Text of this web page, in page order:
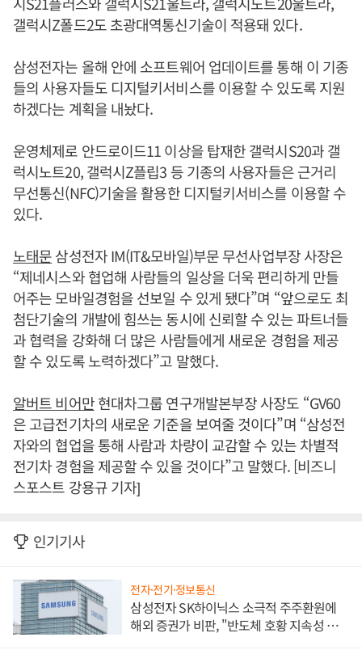
갤럭시Z폴드2도 초광대역통신기술이 적용돼 있다.
삼성전자는 올해 안에 소프트웨어 업데이트를 통해 이 기종
들의 사용자들도 디지털키서비스를 이용할 수 있도록 지원
하겠다는 계획을 내놨다.
운영체제로 안드로이드11 이상을 탑재한 갤럭시S20과 갤
럭시노트20, 갤럭시Z플립3 등 기종의 사용자들은 근거리
무선통신(NFC)기술을 활용한 디지털키서비스를 이용할 수
있다.
노태문삼성전자 IM(IT&모바일)부문 무선사업부장 사장은
“제네시스와 협업해 사람들의 일상을 더욱 편리하게 만들
어주는 모바일경험을 선보일 수 있게 됐다”며 “앞으로도 최
첨단기술의 개발에 힘쓰는 동시에 신뢰할 수 있는 파트너들
과 협력을 강화해 더 많은 사람들에게 새로운 경험을 제공
할 수 있도록 노력하겠다”고 말했다.
알버트 비어만현대차그룹 연구개발본부장 사장도 “GV60
은 고급전기차의 새로운 기준을 보여줄 것이다”며 “삼성전
자와의 협업을 통해 사람과 차량이 교감할 수 있는 차별적
전기차 경험을 제공할 수 있을 것이다”고 말했다. [비즈니
스포스트 강용규 기자]
인기기사
전자·전기·정보통신
삼성전자 SK하이닉스 소극적 주주환원에
해외 증권가 비판, "반도체 호황 지속성 의